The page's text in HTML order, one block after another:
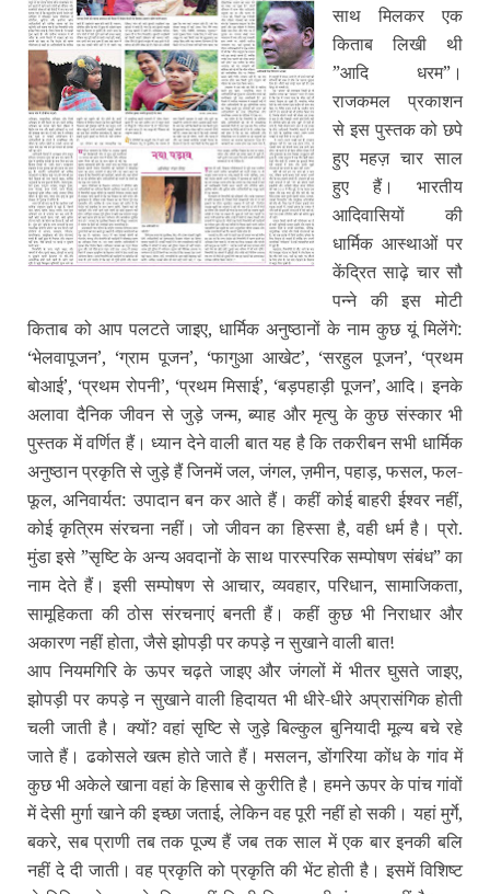
साथ मिलकर एक
किताब लिखी थी
”आदि धरम”।
राजकमल प्रकाशन
से इस पुस्‍तक को छपे
हुए महज़ चार साल
हुए हैं। भारतीय
आदिवासियों की
धार्मिक आस्‍थाओं पर
केंद्रित साढ़े चार सौ
पन्‍ने की इस मोटी
किताब को आप पलटते जाइए, धार्मिक अनुष्‍ठानों के नाम कुछ यूं मिलेंगे:
‘भेलवापूजन’, ‘ग्राम पूजन’, ‘फागुआ आखेट’, ‘सरहुल पूजन’, ‘प्रथम
बोआई’, ‘प्रथम रोपनी’, ‘प्रथम मिसाई’, ‘बड़पहाड़ी पूजन’, आदि। इनके
अलावा दैनिक जीवन से जुड़े जन्‍म, ब्‍याह और मृत्‍यु के कुछ संस्‍कार भी
पुस्‍तक में वर्णित हैं। ध्‍यान देने वाली बात यह है कि तकरीबन सभी धार्मिक
अनुष्‍ठान प्रकृति से जुड़े हैं जिनमें जल, जंगल, ज़मीन, पहाड़, फसल, फल-
फूल, अनिवार्यत: उपादान बन कर आते हैं। कहीं कोई बाहरी ईश्‍वर नहीं,
कोई कृत्रिम संरचना नहीं। जो जीवन का हिस्‍सा है, वही धर्म है। प्रो.
मुंडा इसे ”सृष्टि के अन्‍य अवदानों के साथ पारस्‍परिक सम्‍पोषण संबंध” का
नाम देते हैं। इसी सम्‍पोषण से आचार, व्‍यवहार, परिधान, सामाजिकता,
सामूहिकता की ठोस संरचनाएं बनती हैं। कहीं कुछ भी निराधार और
अकारण नहीं होता, जैसे झोपड़ी पर कपड़े न सुखाने वाली बात!
आप नियमगिरि के ऊपर चढ़ते जाइए और जंगलों में भीतर घुसते जाइए,
झोपड़ी पर कपड़े न सुखाने वाली हिदायत भी धीरे-धीरे अप्रासंगिक होती
चली जाती है। क्‍यों?वहां सृष्टि से जुड़े बिल्‍कुल बुनियादी मूल्‍य बचे रहे
जाते हैं। ढकोसले खत्‍म होते जाते हैं। मसलन, डोंगरिया कोंध के गांव में
कुछ भी अकेले खाना वहां के हिसाब से कुरीति है। हमने ऊपर के पांच गांवों
में देसी मुर्गा खाने की इच्‍छा जताई, लेकिन वह पूरी नहीं हो सकी। यहां मुर्गे,
बकरे, सब प्राणी तब तक पूज्‍य हैं जब तक साल में एक बार इनकी बलि
नहीं दे दी जाती। वह प्रकृति को प्रकृति की भेंट होती है। इसमें विशिष्‍ट